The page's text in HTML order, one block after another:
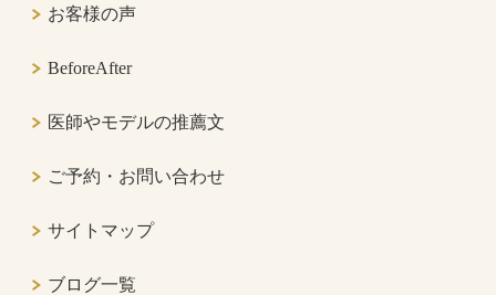
お客様の声
BeforeAfter
医師やモデルの推薦文
ご予約・お問い合わせ
サイトマップ
ブログ一覧